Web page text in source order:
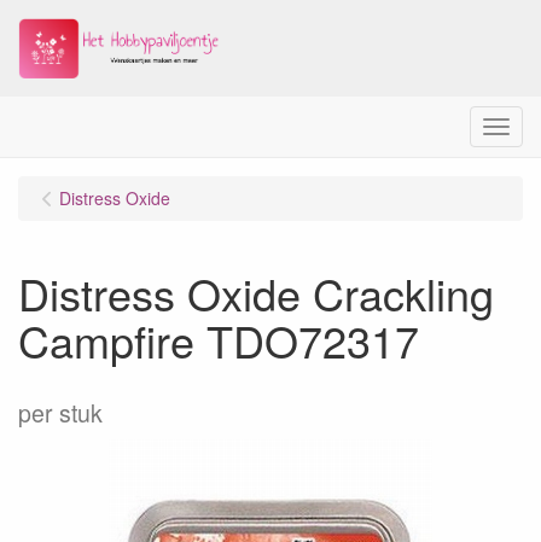
Menu
Distress Oxide
Distress Oxide Crackling
Campfire TDO72317
per stuk